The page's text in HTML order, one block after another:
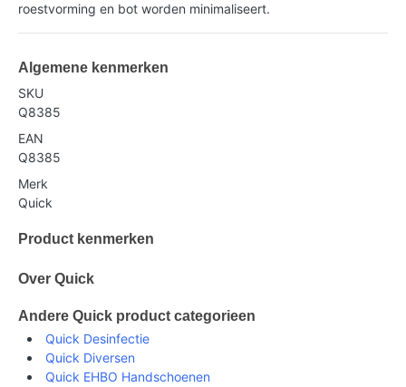
roestvorming en bot worden minimaliseert.
Algemene kenmerken
SKU
Q8385
EAN
Q8385
Merk
Quick
Product kenmerken
Over Quick
Andere Quick product categorieen
Quick Desinfectie
Quick Diversen
Quick EHBO Handschoenen